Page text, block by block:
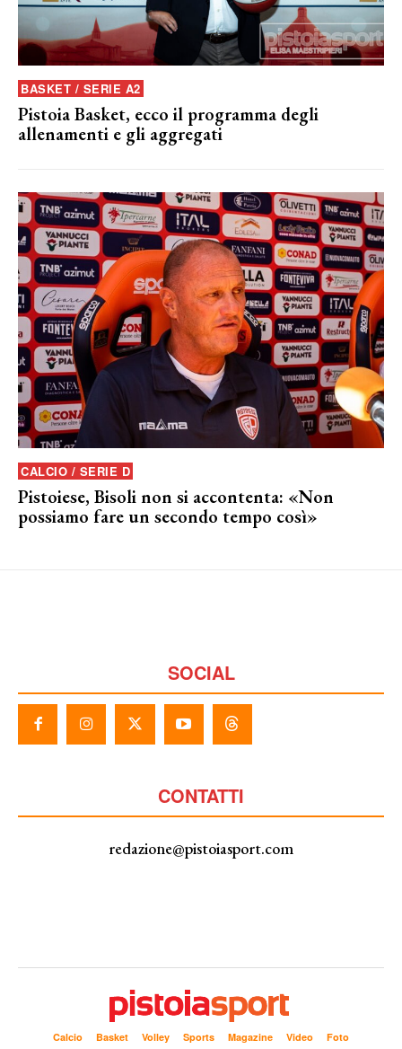
BASKET / SERIE A2
Pistoia Basket, ecco il programma degli
allenamenti e gli aggregati
CALCIO / SERIE D
Pistoiese, Bisoli non si accontenta: «Non
possiamo fare un secondo tempo così»
SOCIAL
CONTATTI
redazione@pistoiasport.com
Calcio Basket Volley Sports Magazine Video Foto